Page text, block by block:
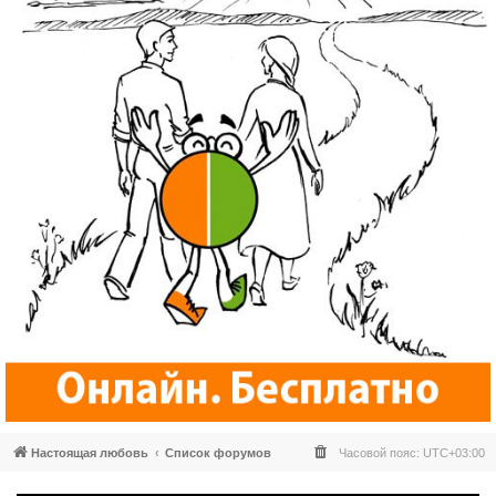
Настоящая любовь Список форумов Часовой пояс: UTC+03:00